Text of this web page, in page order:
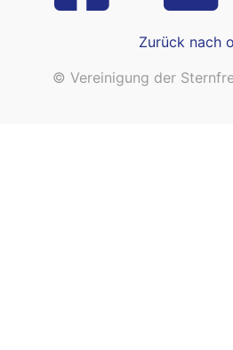
Zurück nach
© Vereinigung der